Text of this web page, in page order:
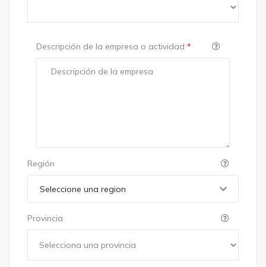
Descripción de la empresa o actividad*
Región
Seleccione una region
Provincia